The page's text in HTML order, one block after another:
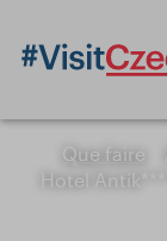
Que faire
Hotel Antik****